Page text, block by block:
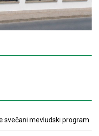
svečani mevludski program